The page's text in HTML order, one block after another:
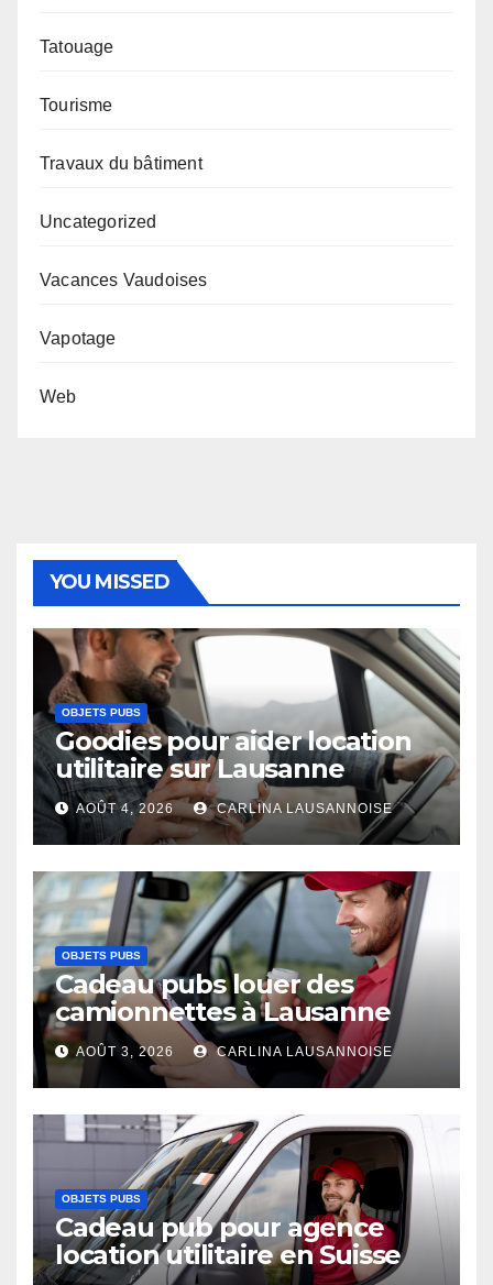
Tatouage
Tourisme
Travaux du bâtiment
Uncategorized
Vacances Vaudoises
Vapotage
Web
YOU MISSED
OBJETS PUBS
Goodies pour aider location
utilitaire sur Lausanne
AOÛT 4, 2026 CARLINA LAUSANNOISE
OBJETS PUBS
Cadeau pubs louer des
camionnettes à Lausanne
AOÛT 3, 2026 CARLINA LAUSANNOISE
OBJETS PUBS
Cadeau pub pour agence
location utilitaire en Suisse